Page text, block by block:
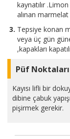
kaynatılır
alınan
Tepsiye konan
veya üç gün
,kapakları
Püf Noktaları
Kayısı lifli bir
dibine çabuk
pişirmek gerekir.